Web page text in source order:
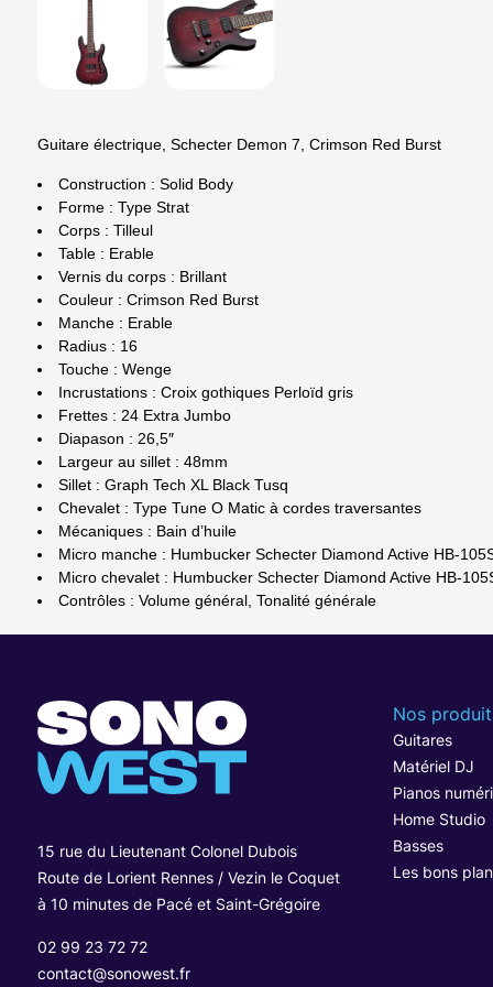
Guitare électrique, Schecter Demon 7, Crimson Red Burst
Construction : Solid Body
Forme : Type Strat
Corps : Tilleul
Table : Erable
Vernis du corps : Brillant
Couleur : Crimson Red Burst
Manche : Erable
Radius : 16
Touche : Wenge
Incrustations : Croix gothiques Perloïd gris
Frettes : 24 Extra Jumbo
Diapason : 26,5″
Largeur au sillet : 48mm
Sillet : Graph Tech XL Black Tusq
Chevalet : Type Tune O Matic à cordes traversantes
Mécaniques : Bain d’huile
Micro manche : Humbucker Schecter Diamond Active HB-
Micro chevalet : Humbucker Schecter Diamond Active HB-
Contrôles : Volume général, Tonalité générale
15 rue du Lieutenant Colonel Dubois
Route de Lorient Rennes / Vezin le Coquet
à 10 minutes de Pacé et Saint-Grégoire
02 99 23 72 72
contact@sonowest.fr
Nos
Guitares
Matériel DJ
Pianos
Home Studio
Basses
Les bons